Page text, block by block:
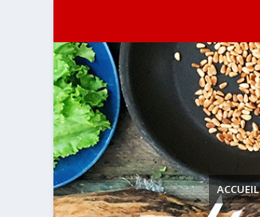
ACCUEIL